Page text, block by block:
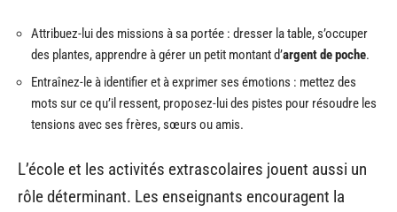
Attribuez-lui des missions à sa portée : dresser la table, s’occuper
des plantes, apprendre à gérer un petit montant d’argent de poche.
Entraînez-le à identifier et à exprimer ses émotions : mettez des
mots sur ce qu’il ressent, proposez-lui des pistes pour résoudre les
tensions avec ses frères, sœurs ou amis.
L’école et les activités extrascolaires jouent aussi un
rôle déterminant. Les enseignants encouragent la